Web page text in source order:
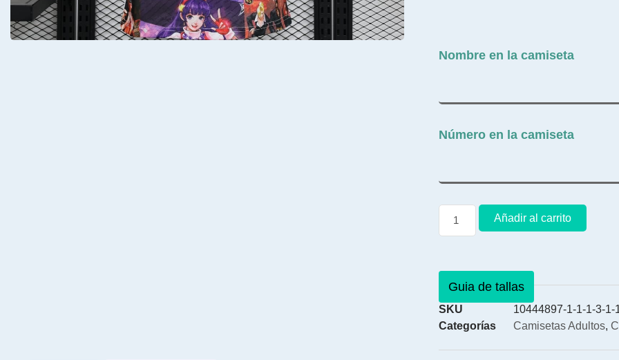
Nombre en la camiseta
Número en la camiseta
Añadir al carrito
Guia de tallas
SKU
10444897-1-1-1-3-1-
Categorías
Camisetas Adultos,